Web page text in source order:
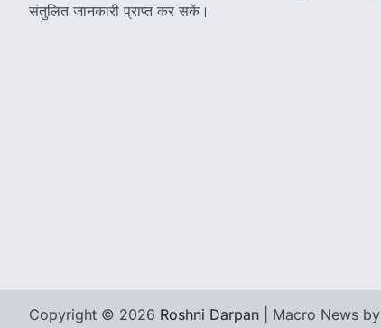
संतुलित जानकारी प्राप्त कर सकें।
Copyright © 2026 Roshni Darpan | Macro News by